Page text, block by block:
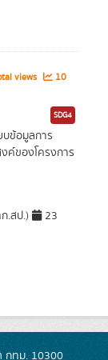
views
10
SDG4
บข้อมูลการ
ค์ของโครงการ
.สป.)
23
กทม. 10300